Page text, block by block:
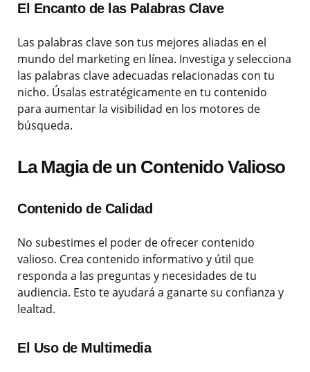
El Encanto de las Palabras Clave
Las palabras clave son tus mejores aliadas en el
mundo del marketing en línea. Investiga y selecciona
las palabras clave adecuadas relacionadas con tu
nicho. Úsalas estratégicamente en tu contenido
para aumentar la visibilidad en los motores de
búsqueda.
La Magia de un Contenido Valioso
Contenido de Calidad
No subestimes el poder de ofrecer contenido
valioso. Crea contenido informativo y útil que
responda a las preguntas y necesidades de tu
audiencia. Esto te ayudará a ganarte su confianza y
lealtad.
El Uso de Multimedia